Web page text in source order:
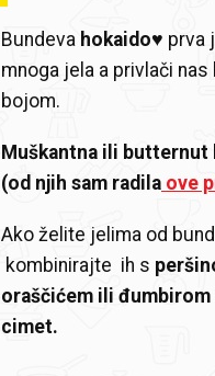
Bundeva hokaido♥ prva
mnoga jela a privlači
bojom.
Muškantna ili butternut
(od njih sam radila ove
Ako želite jelima od
kombinirajte ih s
oraščićem ili đumbirom
cimet.